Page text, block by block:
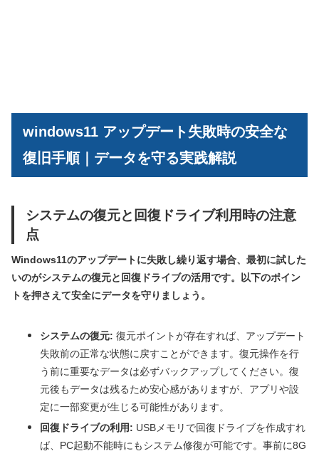
windows11 アップデート失敗時の安全な
復旧手順｜データを守る実践解説
システムの復元と回復ドライブ利用時の注意
点
Windows11のアップデートに失敗し繰り返す場合、最初に試した
いのがシステムの復元と回復ドライブの活用です。以下のポイン
トを押さえて安全にデータを守りましょう。
システムの復元: 復元ポイントが存在すれば、アップデート
失敗前の正常な状態に戻すことができます。復元操作を行
う前に重要なデータは必ずバックアップしてください。復
元後もデータは残るため安心感がありますが、アプリや設
定に一部変更が生じる可能性があります。
回復ドライブの利用: USBメモリで回復ドライブを作成すれ
ば、PC起動不能時にもシステム修復が可能です。事前に8G